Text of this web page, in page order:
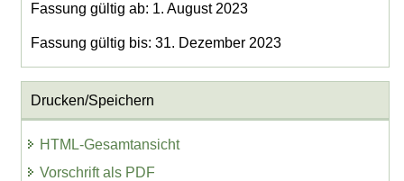
Fassung gültig ab: 1. August 2023
Fassung gültig bis: 31. Dezember 2023
Drucken/Speichern
HTML-Gesamtansicht
Vorschrift als PDF